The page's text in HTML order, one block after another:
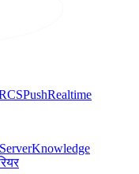
PushRealtime
Knowledge